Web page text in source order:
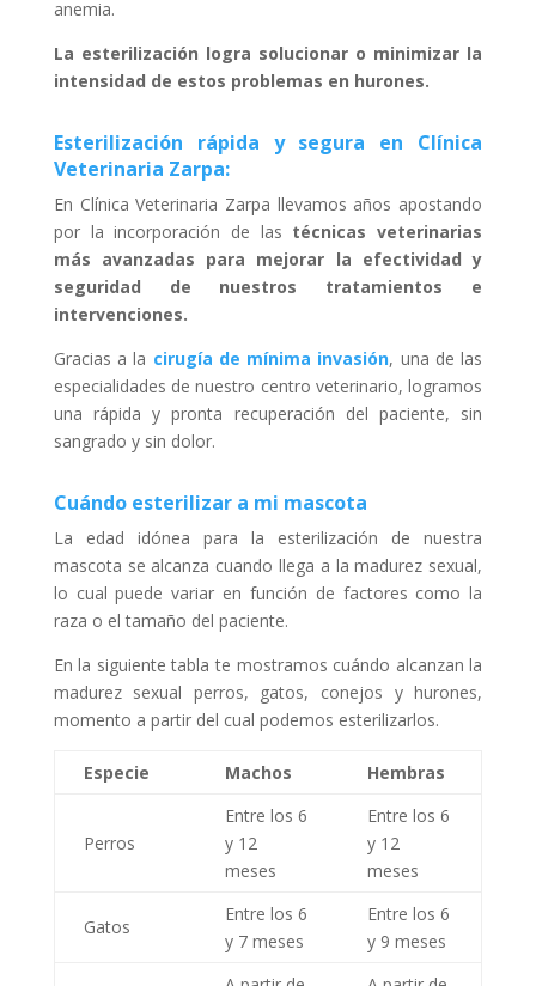
anemia.
La esterilización logra solucionar o minimizar la
intensidad de estos problemas en hurones.
Esterilización rápida y segura en Clínica
Veterinaria Zarpa:
En Clínica Veterinaria Zarpa llevamos años apostando
por la incorporación de las técnicas veterinarias
más avanzadas para mejorar la efectividad y
seguridad de nuestros tratamientos e
intervenciones.
Gracias a la cirugía de mínima invasión, una de las
especialidades de nuestro centro veterinario, logramos
una rápida y pronta recuperación del paciente, sin
sangrado y sin dolor.
Cuándo esterilizar a mi mascota
La edad idónea para la esterilización de nuestra
mascota se alcanza cuando llega a la madurez sexual,
lo cual puede variar en función de factores como la
raza o el tamaño del paciente.
En la siguiente tabla te mostramos cuándo alcanzan la
madurez sexual perros, gatos, conejos y hurones,
momento a partir del cual podemos esterilizarlos.
Especie Machos Hembras
Perros
Entre los 6
y 12
meses
Entre los 6
y 12
meses
Gatos
Entre los 6
y 7 meses
Entre los 6
y 9 meses